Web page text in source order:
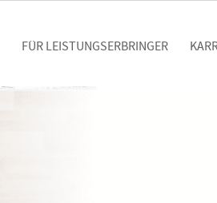
FÜR LEISTUNGSERBRINGER